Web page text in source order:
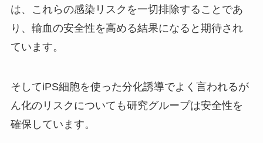
は、これらの感染リスクを一切排除することであ
り、輸血の安全性を高める結果になると期待され
ています。
そしてiPS細胞を使った分化誘導でよく言われるが
ん化のリスクについても研究グループは安全性を
確保しています。